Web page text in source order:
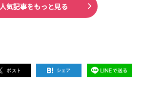
人気記事をもっと見る